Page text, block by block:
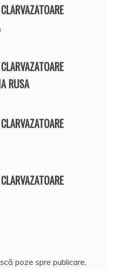
RUSA
poze spre publicare,